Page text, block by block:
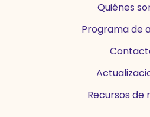
Quiénes
Programa de
Recursos de